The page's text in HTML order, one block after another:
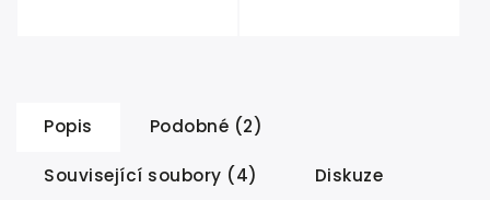
Popis Podobné (2)
Související soubory (4) Diskuze